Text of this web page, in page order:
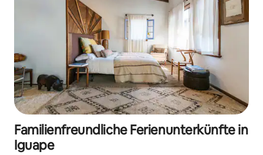
Familienfreundliche Ferienunterkünfte in
Iguape